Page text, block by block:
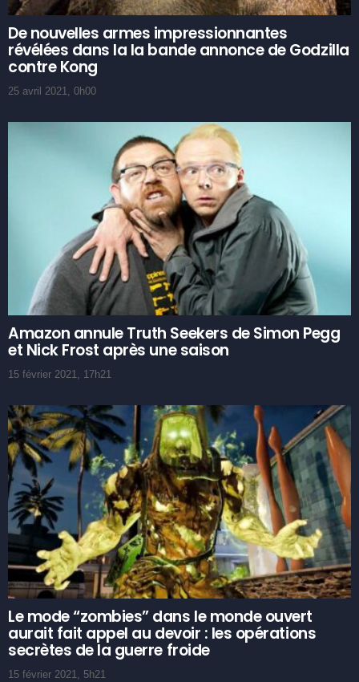
De nouvelles armes impressionnantes
révélées dans la la bande annonce de Godzilla
contre Kong
25 avril 2021, 0h00
Amazon annule Truth Seekers de Simon Pegg
et Nick Frost après une saison
15 février 2021, 17h21
Le mode “zombies” dans le monde ouvert
aurait fait appel au devoir : les opérations
secrètes de la guerre froide
15 février 2021, 5h21